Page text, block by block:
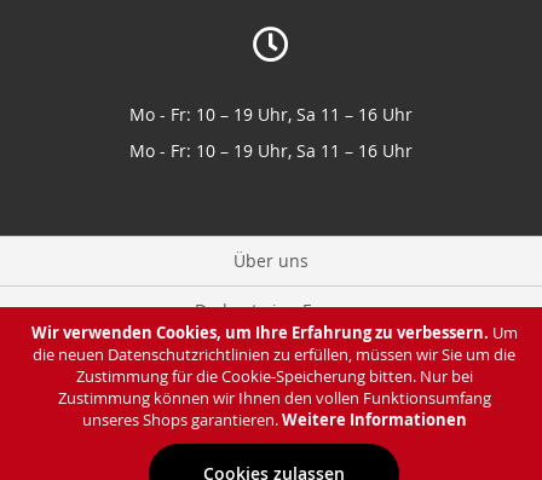
Wir verwenden Cookies, um Ihre Erfahrung zu verbessern. Um
die neuen Datenschutzrichtlinien zu erfüllen, müssen wir Sie um die
Zustimmung für die Cookie-Speicherung bitten. Nur bei
Zustimmung können wir Ihnen den vollen Funktionsumfang
unseres Shops garantieren.Weitere Informationen
Cookies zulassen
Mo - Fr: 10 – 19 Uhr, Sa 11 – 16 Uhr
Mo - Fr: 10 – 19 Uhr, Sa 11 – 16 Uhr
Über uns
Du hast eine Frage
Zahlung & Lieferung
Datenschutz